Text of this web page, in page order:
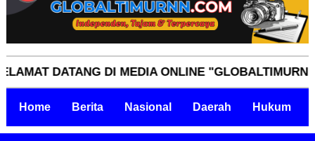
DATANG DI MEDIA ONLINE
Home Berita Nasional Daerah Hukum